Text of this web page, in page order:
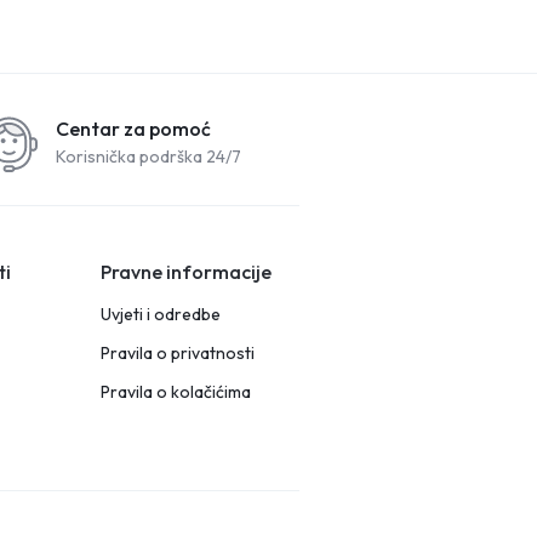
Centar za pomoć
Korisnička podrška 24/7
Pravne informacije
Uvjeti i odredbe
Pravila o privatnosti
Pravila o kolačićima